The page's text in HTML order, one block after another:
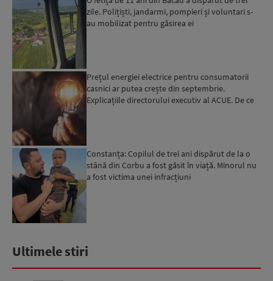
zile. Polițiști, jandarmi, pompieri și voluntari s-
au mobilizat pentru găsirea ei
Prețul energiei electrice pentru consumatorii
casnici ar putea crește din septembrie.
Explicațiile directorului executiv al ACUE. De ce
Constanța: Copilul de trei ani dispărut de la o
stână din Corbu a fost găsit în viață. Minorul nu
a fost victima unei infracțiuni
Ultimele stiri